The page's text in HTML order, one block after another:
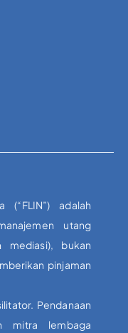
(“FLIN”) adalah
utang
mediasi), bukan
pinjaman
Pendanaan
mitra lembaga